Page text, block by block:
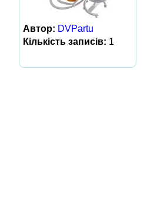
Автор: DVPartu
Кількість записів: 1